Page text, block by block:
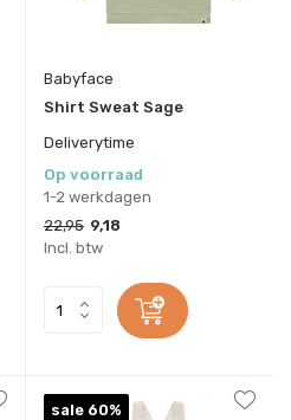
Babyface
Shirt Sweat Sage
Deliverytime
Op voorraad
1-2 werkdagen
22,95 9,18
Incl. btw
sale 60%